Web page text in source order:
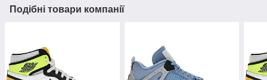
Подібні товари компанії